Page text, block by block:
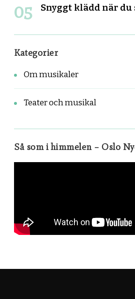
Snyggt klädd när
Kategorier
Om musikaler
Teater och musikal
Så som i himmelen – Oslo